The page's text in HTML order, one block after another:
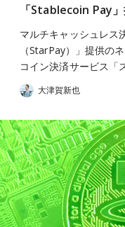
「Stablecoin Pay
マルチキャッシュレス
（StarPay）」提供の
コイン決済サービス
大津賀新也